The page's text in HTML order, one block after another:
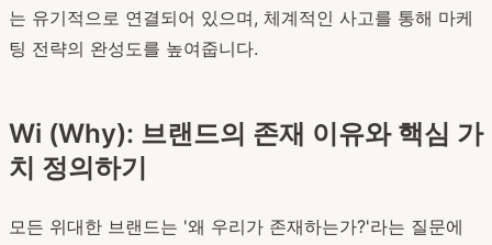
는 유기적으로 연결되어 있으며, 체계적인 사고를 통해 마케
팅 전략의 완성도를 높여줍니다.
Wi (Why): 브랜드의 존재 이유와 핵심 가
치 정의하기
모든 위대한 브랜드는 '왜 우리가 존재하는가?'라는 질문에